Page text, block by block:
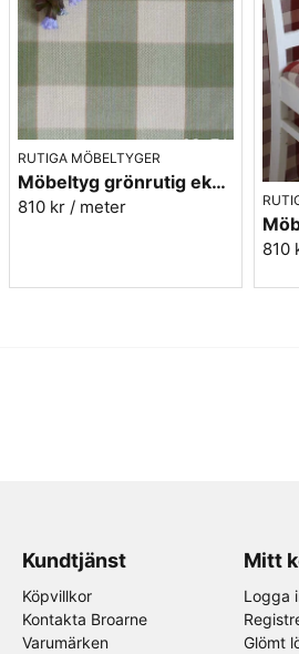
RUTIGA MÖBELTYGER
Möbeltyg grönrutig eko-bomull - Mariefred nr.71
810 kr / meter
810
Kundtjänst
Köpvillkor
Kontakta Broarne
Varumärken
Mitt
Logga
Glömt